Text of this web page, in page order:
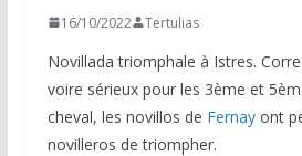
16/10/2022 Tertulias
Novillada triomphale à Istres.
voire sérieux pour les 3ème et
cheval, les novillos de Fernayont
novilleros de triompher.